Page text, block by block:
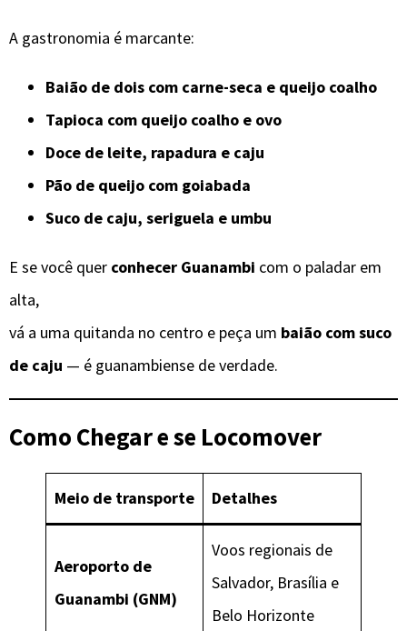
A gastronomia é marcante:
Baião de dois com carne-seca e queijo coalho
Tapioca com queijo coalho e ovo
Doce de leite, rapadura e caju
Pão de queijo com goiabada
Suco de caju, seriguela e umbu
E se você quer conhecer Guanambi com o paladar em
alta,
vá a uma quitanda no centro e peça um baião com suco
de caju — é guanambiense de verdade.
Como Chegar e se Locomover
Meio de transporte Detalhes
Aeroporto de
Guanambi (GNM)
Voos regionais de
Salvador, Brasília e
Belo Horizonte